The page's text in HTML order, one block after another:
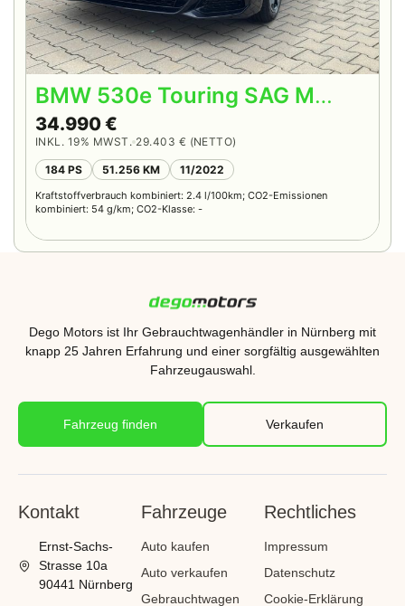
BMW 530e Touring SAG M
Sport PRO*LASER*HEAD UP*
34.990 €
INKL. 19% MWST. 29.403 € (NETTO)
184 PS 51.256 KM 11/2022
Kraftstoffverbrauch kombiniert: 2.4 l/100km; CO2-Emissionen
kombiniert: 54 g/km; CO2-Klasse: -
Dego Motors ist Ihr Gebrauchtwagenhändler in Nürnberg mit
knapp 25 Jahren Erfahrung und einer sorgfältig ausgewählten
Fahrzeugauswahl.
Fahrzeug finden Verkaufen
Kontakt
Ernst-Sachs-
Strasse 10a
90441 Nürnberg
Fahrzeuge
Auto kaufen
Auto verkaufen
Gebrauchtwagen
Rechtliches
Impressum
Datenschutz
Cookie-Erklärung